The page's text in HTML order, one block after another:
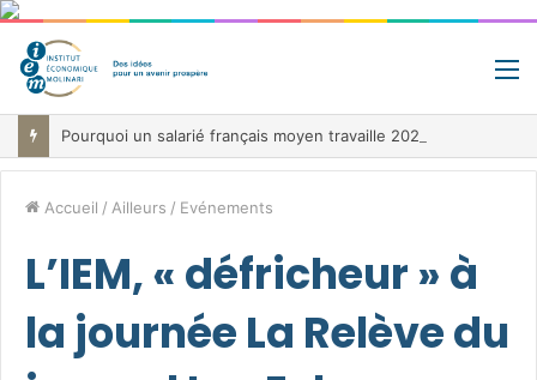
Accueil / Ailleurs / Evénements
L’IEM, « défricheur » à
la journée La Relève du